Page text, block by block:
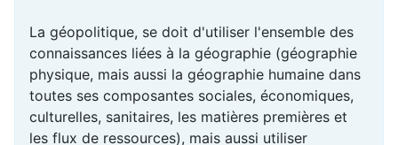
La géopolitique, se doit d'utiliser l'ensemble des
connaissances liées à la géographie (géographie
physique, mais aussi la géographie humaine dans
toutes ses composantes sociales, économiques,
culturelles, sanitaires, les matières premières et
les flux de ressources), mais aussi utiliser